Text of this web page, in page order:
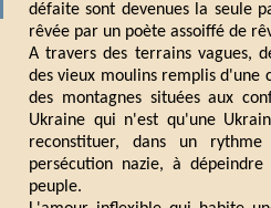
défaite sont devenues la seule
rêvée par un poète assoiffé de
A travers des terrains vagues,
des vieux moulins remplis d'une
des montagnes situées aux
Ukraine qui n'est qu'une
reconstituer, dans un
persécution nazie, à
peuple.